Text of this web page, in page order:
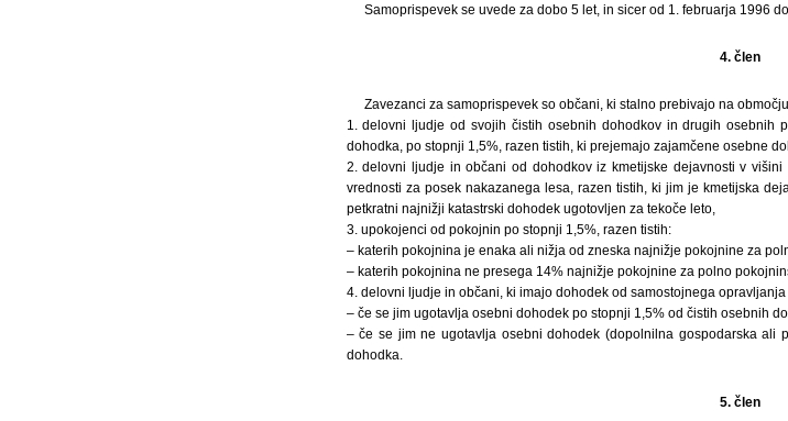
Samoprispevek se uvede za dobo 5 let, in sicer od 1. februarja 1996
4. člen
Zavezanci za samoprispevek so občani, ki stalno prebivajo na
1. delovni ljudje od svojih čistih osebnih dohodkov in drugih osebnih
dohodka, po stopnji 1,5%, razen tistih, ki prejemajo zajamčene osebne
2. delovni ljudje in občani od dohodkov iz kmetijske dejavnosti v
vrednosti za posek nakazanega lesa, razen tistih, ki jim je kmetijska
petkratni najnižji katastrski dohodek ugotovljen za tekoče leto,
3. upokojenci od pokojnin po stopnji 1,5%, razen tistih:
– katerih pokojnina je enaka ali nižja od zneska najnižje pokojnine za
– katerih pokojnina ne presega 14% najnižje pokojnine za polno
4. delovni ljudje in občani, ki imajo dohodek od samostojnega
– če se jim ugotavlja osebni dohodek po stopnji 1,5% od čistih osebnih
– če se jim ne ugotavlja osebni dohodek (dopolnilna gospodarska ali
dohodka.
5. člen